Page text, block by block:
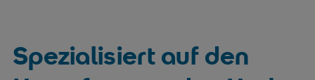
Spezialisiert auf den